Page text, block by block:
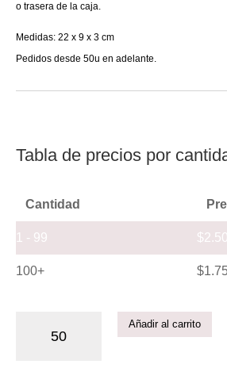
o trasera de la caja.
Medidas: 22 x 9 x 3 cm
Pedidos desde 50u en adelante.
Tabla de precios por
Cantidad
1 - 99 $2.50
100+ $
Añadir al carrito